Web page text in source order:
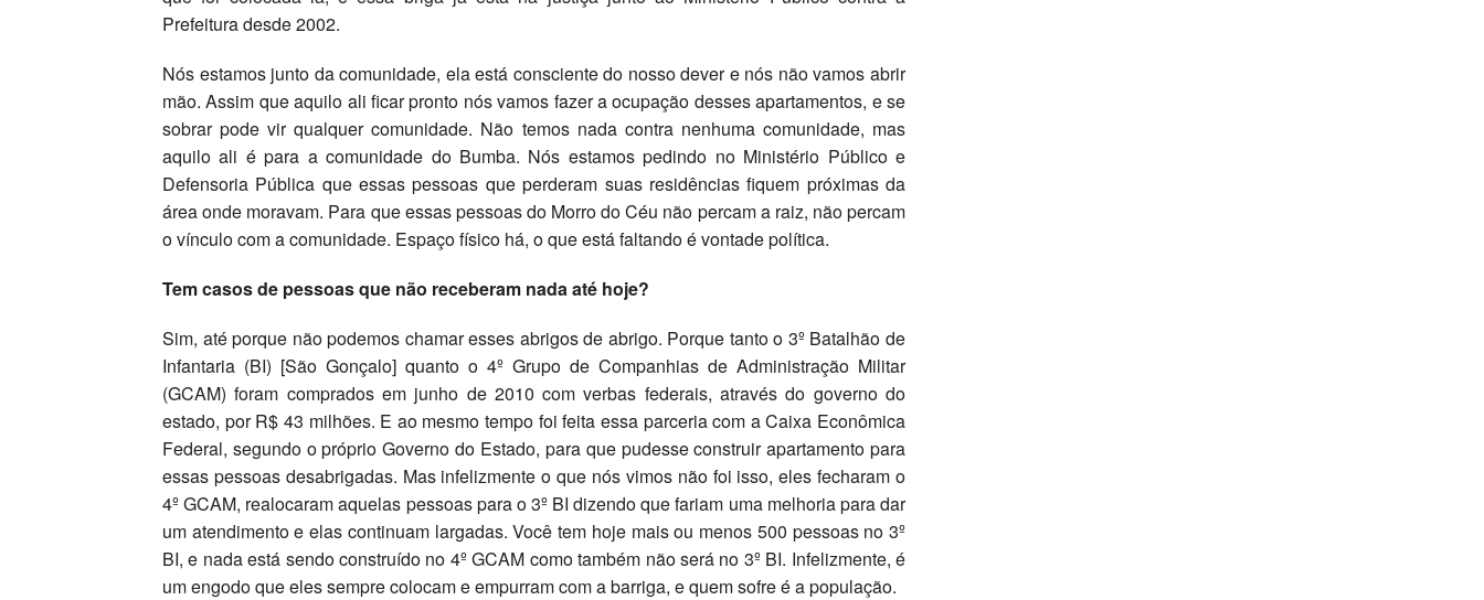
Prefeitura desde 2002.
Nós estamos junto da comunidade, ela está consciente do nosso dever e nós não vamos abrir
mão. Assim que aquilo ali ficar pronto nós vamos fazer a ocupação desses apartamentos, e se
sobrar pode vir qualquer comunidade. Não temos nada contra nenhuma comunidade, mas
aquilo ali é para a comunidade do Bumba. Nós estamos pedindo no Ministério Público e
Defensoria Pública que essas pessoas que perderam suas residências fiquem próximas da
área onde moravam. Para que essas pessoas do Morro do Céu não percam a raiz, não percam
o vínculo com a comunidade. Espaço físico há, o que está faltando é vontade política.
Tem casos de pessoas que não receberam nada até hoje?
Sim, até porque não podemos chamar esses abrigos de abrigo. Porque tanto o 3º Batalhão de
Infantaria (BI) [São Gonçalo] quanto o 4º Grupo de Companhias de Administração Militar
(GCAM) foram comprados em junho de 2010 com verbas federais, através do governo do
estado, por R$ 43 milhões. E ao mesmo tempo foi feita essa parceria com a Caixa Econômica
Federal, segundo o próprio Governo do Estado, para que pudesse construir apartamento para
essas pessoas desabrigadas. Mas infelizmente o que nós vimos não foi isso, eles fecharam o
4º GCAM, realocaram aquelas pessoas para o 3º BI dizendo que fariam uma melhoria para dar
um atendimento e elas continuam largadas. Você tem hoje mais ou menos 500 pessoas no 3º
BI, e nada está sendo construído no 4º GCAM como também não será no 3º BI. Infelizmente, é
um engodo que eles sempre colocam e empurram com a barriga, e quem sofre é a população.